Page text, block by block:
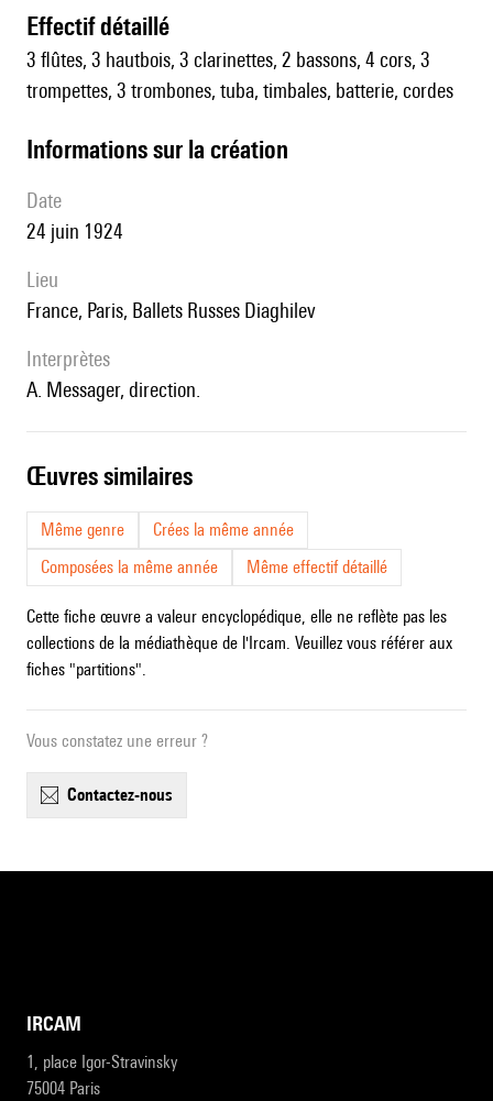
effectif détaillé
3 flûtes, 3 hautbois, 3 clarinettes, 2 bassons, 4 cors, 3
trompettes, 3 trombones, tuba, timbales, batterie, cordes
informations sur la création
date
24 juin 1924
lieu
France, Paris, Ballets Russes Diaghilev
interprètes
A. Messager, direction.
œuvres similaires
Même genre
Crées la même année
Composées la même année
Même effectif détaillé
Cette fiche œuvre a valeur encyclopédique, elle ne reflète pas les
collections de la médiathèque de l'Ircam. Veuillez vous référer aux
fiches "partitions".
Vous constatez une erreur ?
contactez-nous
IRCAM
1, place Igor-Stravinsky
75004 Paris